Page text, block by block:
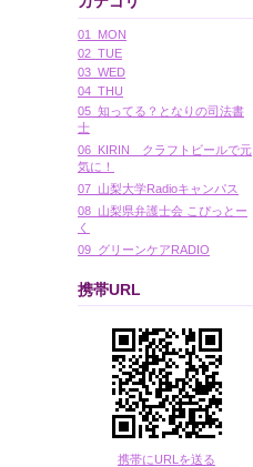
01_MON
02_TUE
03_WED
04_THU
05_知ってる？となりの司法書
士
06_KIRIN クラフトビールで元
気に！
07_山梨大学Radioキャンパス
08_山梨県弁護士会 こぴっとー
く
09_グリーンケアRADIO
携帯URL
携帯にURLを送る